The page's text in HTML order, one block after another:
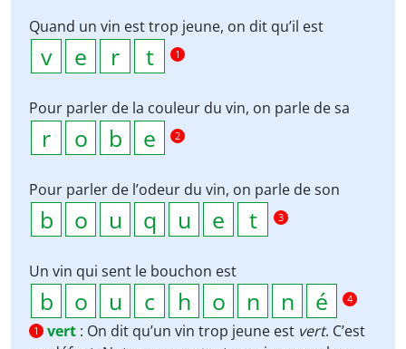
Quand un vin est trop jeune, on dit qu’il est
1
Pour parler de la couleur du vin, on parle de sa
2
Pour parler de l’odeur du vin, on parle de son
3
Un vin qui sent le bouchon est
4
1 vert : On dit qu’un vin trop jeune est vert. C’est